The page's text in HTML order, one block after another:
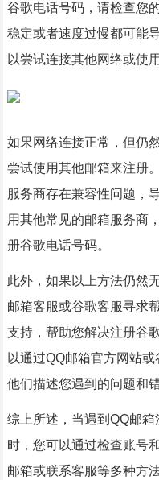
谷歌电话号码，请检查您
稳定或者速度过慢都可能
以尝试连接其他网络或使
如果网络连接正常，但仍
尝试使用其他邮箱来注册
服务商存在兼容性问题，
用其他常见的邮箱服务商
册谷歌电话号码。
此外，如果以上方法仍然
邮箱客服或谷歌客服寻求
支持，帮助您解决注册谷
以通过QQ邮箱官方网站
他们描述您遇到的问题和
综上所述，当遇到QQ邮
时，您可以通过检查账号
邮箱或联系客服等多种方